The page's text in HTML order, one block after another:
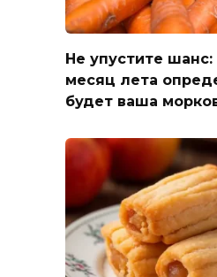
Не упустите
месяц лета
будет ваша